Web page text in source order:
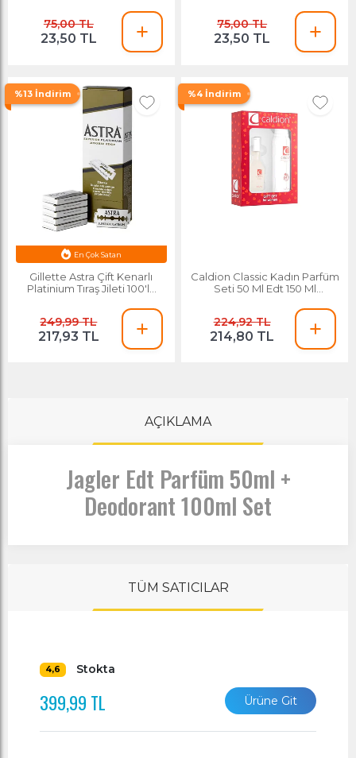
75,00 TL
23,50 TL
75,00 TL
23,50 TL
%13 İndirim
En Çok Satan
Gillette Astra Çift Kenarlı
Platinium Tıraş Jileti 100'lü
249,99 TL
217,93 TL
%4 İndirim
Caldion Classic Kadın Parfüm
Seti 50 Ml Edt 150 Ml
224,92 TL
214,80 TL
AÇIKLAMA
Jagler Edt Parfüm 50ml +
Deodorant 100ml Set
TÜM SATICILAR
4,6 Stokta
399,99 TL Ürüne Git